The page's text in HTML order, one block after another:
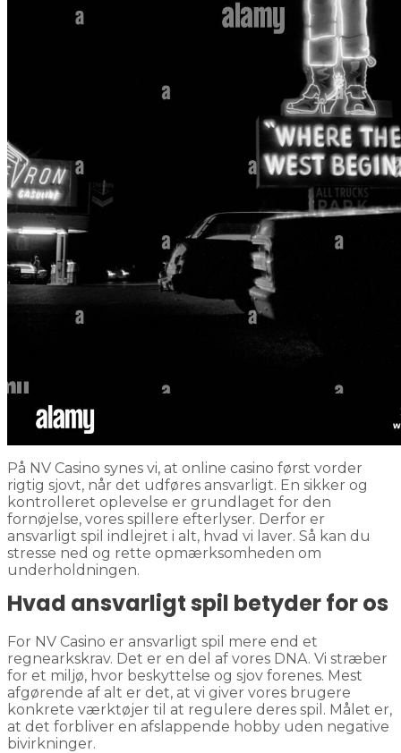
På NV Casino synes vi, at online casino først vorder
rigtig sjovt, når det udføres ansvarligt. En sikker og
kontrolleret oplevelse er grundlaget for den
fornøjelse, vores spillere efterlyser. Derfor er
ansvarligt spil indlejret i alt, hvad vi laver. Så kan du
stresse ned og rette opmærksomheden om
underholdningen.
Hvad ansvarligt spil betyder for os
For NV Casino er ansvarligt spil mere end et
regnearkskrav. Det er en del af vores DNA. Vi stræber
for et miljø, hvor beskyttelse og sjov forenes. Mest
afgørende af alt er det, at vi giver vores brugere
konkrete værktøjer til at regulere deres spil. Målet er,
at det forbliver en afslappende hobby uden negative
bivirkninger.